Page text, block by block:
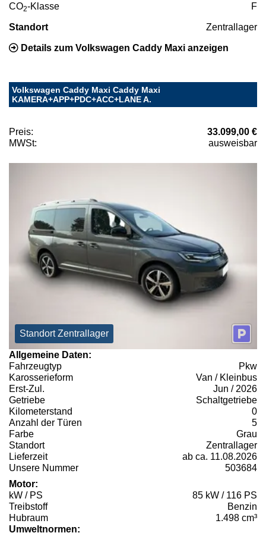
CO2-Klasse F
Standort Zentrallager
Details zum Volkswagen Caddy Maxi anzeigen
Volkswagen Caddy Maxi Caddy Maxi
KAMERA+APP+PDC+ACC+LANE A.
Preis:
33.099,00 €
MWSt:
ausweisbar
Standort Zentrallager
Allgemeine Daten:
Fahrzeugtyp
Pkw
Karosserieform
Van / Kleinbus
Erst-Zul.
Jun / 2026
Getriebe
Schaltgetriebe
Kilometerstand
0
Anzahl der Türen
5
Farbe
Grau
Standort
Zentrallager
Lieferzeit
ab ca. 11.08.2026
Unsere Nummer
503684
Motor:
kW / PS
85 kW / 116 PS
Treibstoff
Benzin
Hubraum
1.498 cm³
Umweltnormen: